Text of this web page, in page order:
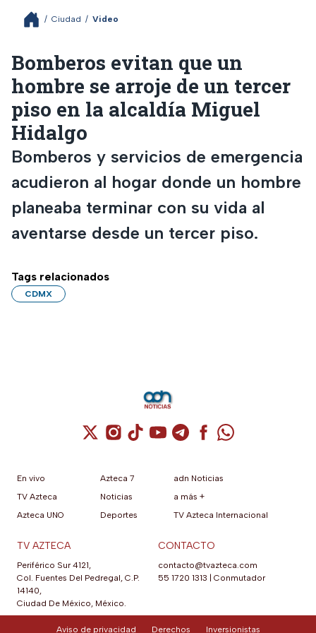
/ Ciudad / Video
Bomberos evitan que un
hombre se arroje de un tercer
piso en la alcaldía Miguel
Hidalgo
Bomberos y servicios de emergencia
acudieron al hogar donde un hombre
planeaba terminar con su vida al
aventarse desde un tercer piso.
Tags relacionados
CDMX
Cuenta de X / Twitter (se abre en una
Cuenta de Instagram (se abre en una
Cuenta de TikTok (se abre en
Cuenta de YouTube (se abre
Cuenta de Telegram (se
Cuenta de
Cuenta de
En vivo
TV Azteca
Azteca UNO
Azteca 7
Noticias
Deportes
adn Noticias
a más +
TV Azteca Internacional
TV AZTECA
Periférico Sur 4121,
Col. Fuentes Del Pedregal, C.P.
14140,
Ciudad De México, México.
CONTACTO
contacto@tvazteca.com
55 1720 1313 | Conmutador
Aviso de privacidad Derechos Inversionistas